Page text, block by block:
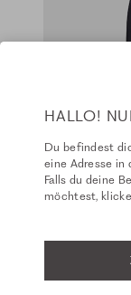
HALLO!
Du befindest
eine Adresse in
Falls du deine
möchtest, klicke